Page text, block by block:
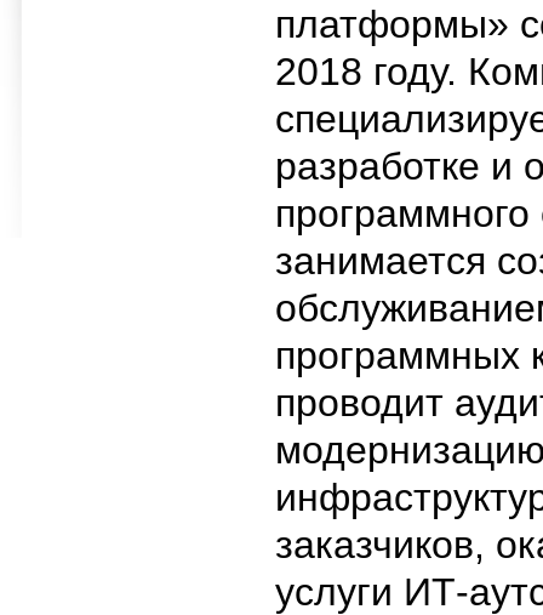
платформы»
2018 году.
разработке и
занимается
программных
проводит
заказчиков,
услуги ИТ-